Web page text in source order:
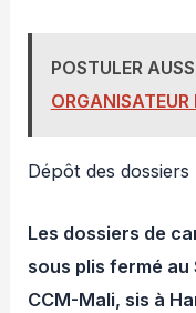
POSTULER
Dépôt des dossiers
Les dossiers de
sous plis fermé
CCM-Mali, sis à